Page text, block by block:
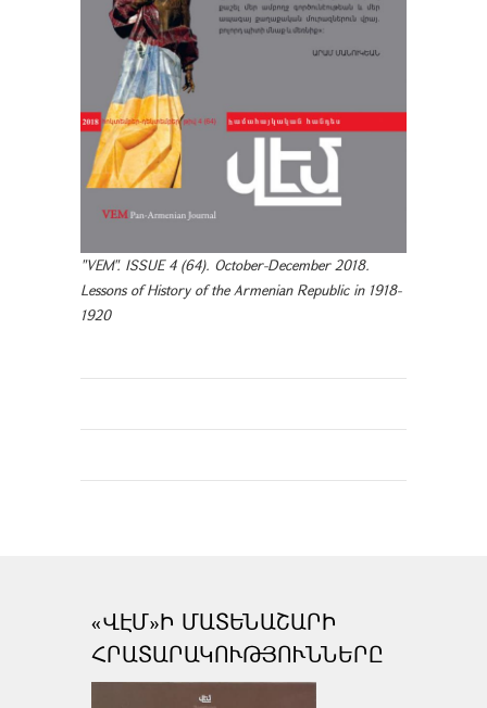
"VEM". ISSUE 4 (64). October-December 2018.
Lessons of History of the Armenian Republic in 1918-
1920
«ՎԷՄ»Ի ՄԱՏԵՆԱՇԱՐԻ
ՀՐԱՏԱՐԱԿՈՒԹՅՈՒՆՆԵՐԸ